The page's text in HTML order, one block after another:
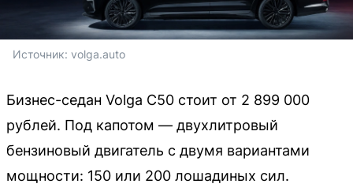
Источник: volga.auto
Бизнес-седан Volga C50 стоит от 2 899 000
рублей. Под капотом — двухлитровый
бензиновый двигатель с двумя вариантами
мощности: 150 или 200 лошадиных сил.